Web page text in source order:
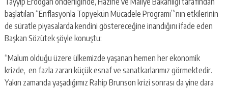
başlatılan “Enflasyonla Topyekün Mücadele Programı”‘nın etkilerinin
de süratle piyasalarda kendini göstereceğine inandığını ifade eden
Başkan Sözütek şöyle konuştu:
“Malum olduğu üzere ülkemizde yaşanan hemen her ekonomik
krizde, en fazla zararı küçük esnaf ve sanatkarlarımız görmektedir.
Yakın zamanda yaşadığımız Rahip Brunson krizi sonrası da yine dara